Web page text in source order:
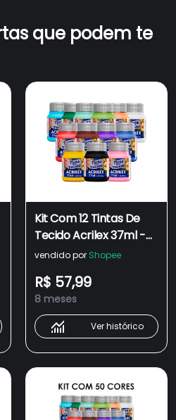
que podem te
Kit Com 12 Tintas De
Tecido Acrilex 37ml -
Escolha As Cores
vendido por Shopee
R$ 57,99
8 meses
Ver histórico